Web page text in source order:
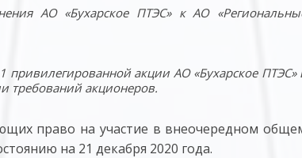
АО «Бухарское ПТЭС» к АО
акции АО «Бухарское ПТЭС»
требований акционеров.
право на участие в внеочередном
на 21 декабря 2020 года.